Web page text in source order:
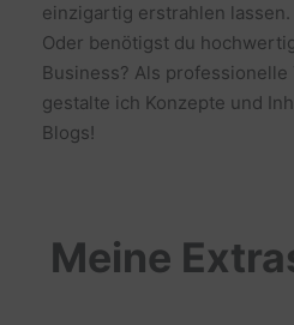
einzigartig erstrahlen lassen.
Oder benötigst du
Business? Als
gestalte ich Konzepte und
Blogs!
Meine